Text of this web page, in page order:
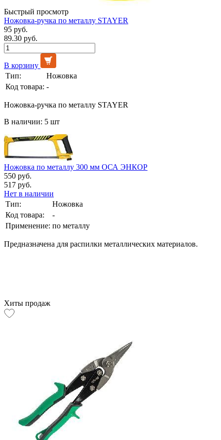
Быстрый просмотр
Ножовка-ручка по металлу STAYER
95 руб.
89.30 руб.
В корзину
Тип:
Ножовка
Код товара: -
Ножовка-ручка по металлу STAYER
В наличии: 5 шт
Ножовка по металлу 300 мм ОСА ЭНКОР
550 руб.
517 руб.
Нет в наличии
Тип:
Ножовка
Код товара:
-
Применение: по металлу
Предназначена для распилки металлических материалов.
Хиты продаж